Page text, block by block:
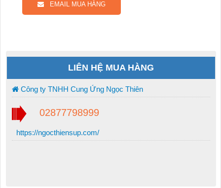
EMAIL MUA HÀNG
LIÊN HỆ MUA HÀNG
Công ty TNHH Cung Ứng Ngọc Thiên
02877798999
https://ngocthiensup.com/